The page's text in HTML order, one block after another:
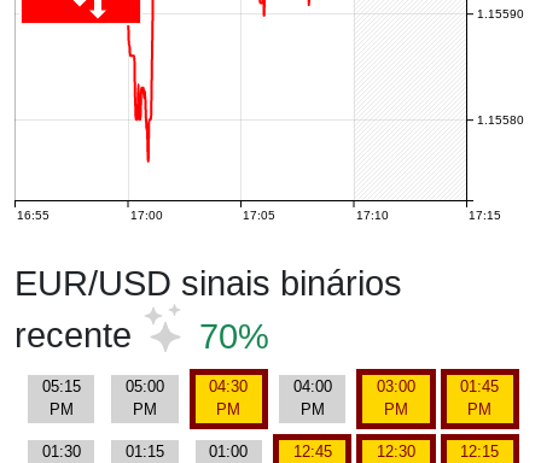
16:55 17:00 17:05 17:10 17:15
1.15580
1.15590
EUR/USD sinais binários
recente
70%
05:15
PM
05:00
PM
04:30
PM
04:00
PM
03:00
PM
01:45
PM
01:30
01:15
01:00
12:45
12:30
12:15